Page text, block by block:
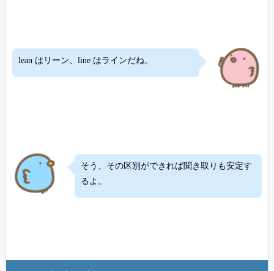
lean はリーン、line はラインだね。
そう、その区別ができれば聞き取りも安定す
るよ。